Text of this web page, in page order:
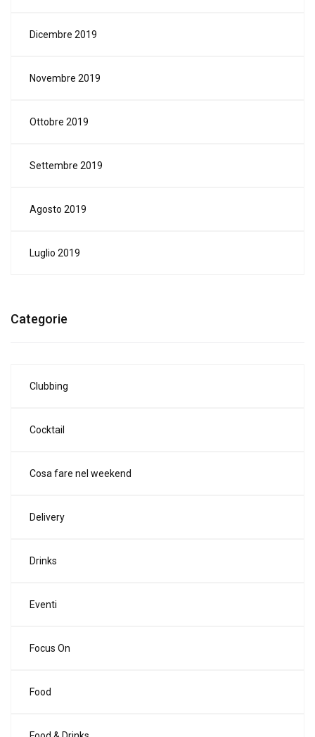
Dicembre 2019
Novembre 2019
Ottobre 2019
Settembre 2019
Agosto 2019
Luglio 2019
Categorie
Clubbing
Cocktail
Cosa fare nel weekend
Delivery
Drinks
Eventi
Focus On
Food